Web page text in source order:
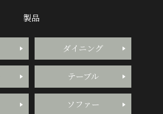
製品
ダイニング
テーブル
ソファー